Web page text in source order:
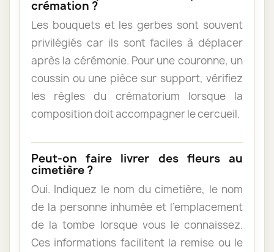
crémation ?
Les bouquets et les gerbes sont souvent
privilégiés car ils sont faciles à déplacer
après la cérémonie. Pour une couronne, un
coussin ou une pièce sur support, vérifiez
les règles du crématorium lorsque la
composition doit accompagner le cercueil.
Peut-on faire livrer des fleurs au
cimetière ?
Oui. Indiquez le nom du cimetière, le nom
de la personne inhumée et l’emplacement
de la tombe lorsque vous le connaissez.
Ces informations facilitent la remise ou le